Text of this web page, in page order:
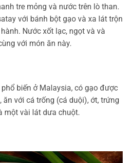
tre mỏng và nước trên lò than.
với bánh bột gạo và xa lát trộn
Nước xốt lạc, ngọt và và
với món ăn này.
biến ở Malaysia, có gạo được
với cá trống (cá duội), ớt, trứng
một vài lát dưa chuột.